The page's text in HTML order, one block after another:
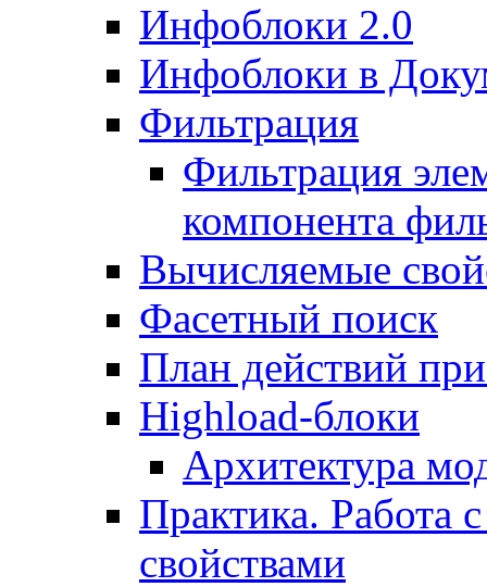
Инфоблоки 2.0
Инфоблоки в
Фильтрация
Фильтрация
компонента
Вычисляемые
Фасетный поиск
План действий
Highload-блоки
Архитектура
Практика. Работа
свойствами